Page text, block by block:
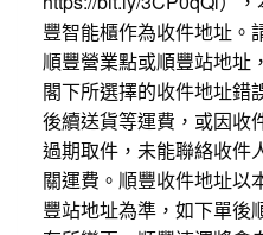
豐智能櫃作為收件地址。
順豐營業點或順豐站地址
閣下所選擇的收件地址錯
後續送貨等運費，或因收
過期取件，未能聯絡收件
關運費。順豐收件地址以
豐站地址為準，如下單後